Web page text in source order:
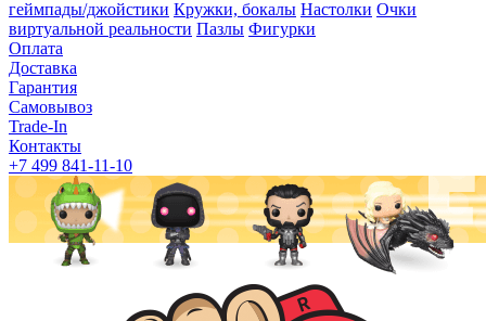
геймпады/джойстики Кружки, бокалы Настолки Очки
виртуальной реальности Пазлы Фигурки
Оплата
Доставка
Гарантия
Самовывоз
Trade-In
Контакты
+7 499 841-11-10